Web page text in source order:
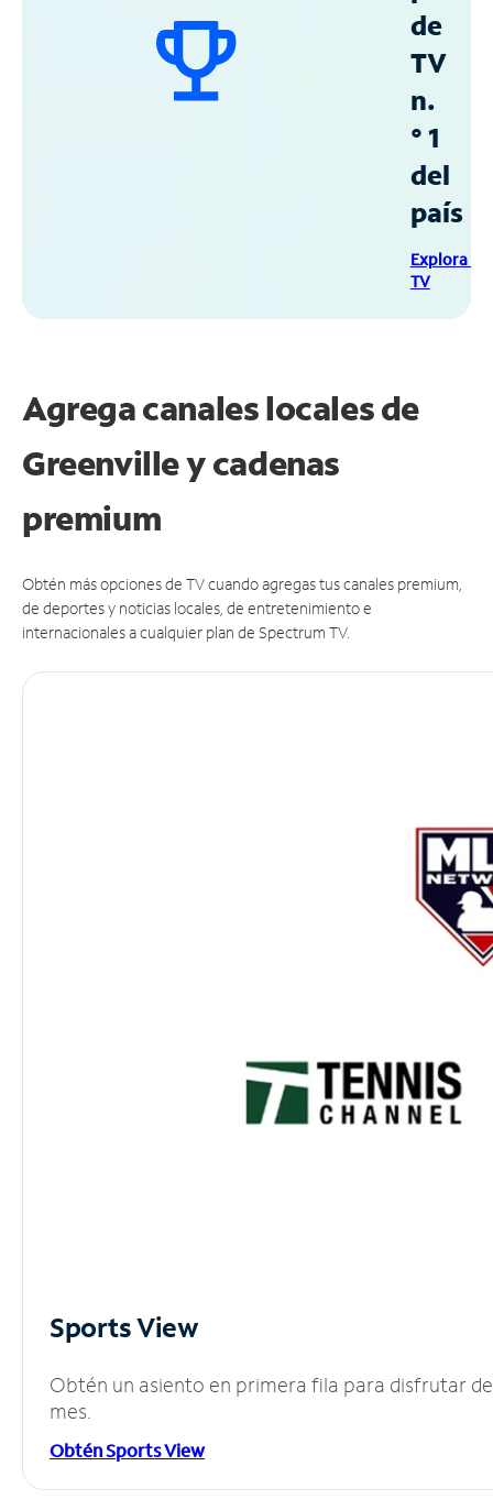
de
TV
n.
° 1
del
país
Explora
TV
Agrega canales locales de
Greenville y cadenas
premium
Obtén más opciones de TV cuando agregas tus canales premium,
de deportes y noticias locales, de entretenimiento e
internacionales a cualquier plan de Spectrum TV.
Sports View
Obtén un asiento en primera fila para disfrutar
mes.
Obtén Sports View